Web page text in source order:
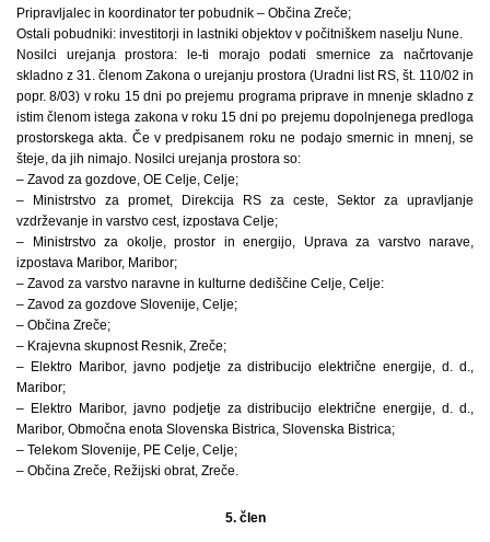
Pripravljalec in koordinator ter pobudnik – Občina Zreče;
Ostali pobudniki: investitorji in lastniki objektov v počitniškem naselju Nune.
Nosilci urejanja prostora: le-ti morajo podati smernice za načrtovanje
skladno z 31. členom Zakona o urejanju prostora (Uradni list RS, št. 110/02 in
popr. 8/03) v roku 15 dni po prejemu programa priprave in mnenje skladno z
istim členom istega zakona v roku 15 dni po prejemu dopolnjenega predloga
prostorskega akta. Če v predpisanem roku ne podajo smernic in mnenj, se
šteje, da jih nimajo. Nosilci urejanja prostora so:
– Zavod za gozdove, OE Celje, Celje;
– Ministrstvo za promet, Direkcija RS za ceste, Sektor za upravljanje
vzdrževanje in varstvo cest, izpostava Celje;
– Ministrstvo za okolje, prostor in energijo, Uprava za varstvo narave,
izpostava Maribor, Maribor;
– Zavod za varstvo naravne in kulturne dediščine Celje, Celje:
– Zavod za gozdove Slovenije, Celje;
– Občina Zreče;
– Krajevna skupnost Resnik, Zreče;
– Elektro Maribor, javno podjetje za distribucijo električne energije, d. d.,
Maribor;
– Elektro Maribor, javno podjetje za distribucijo električne energije, d. d.,
Maribor, Območna enota Slovenska Bistrica, Slovenska Bistrica;
– Telekom Slovenije, PE Celje, Celje;
– Občina Zreče, Režijski obrat, Zreče.
5. člen